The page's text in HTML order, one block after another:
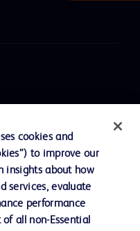
cookies and
to improve our
insights about how
services, evaluate
performance
all non-Essential